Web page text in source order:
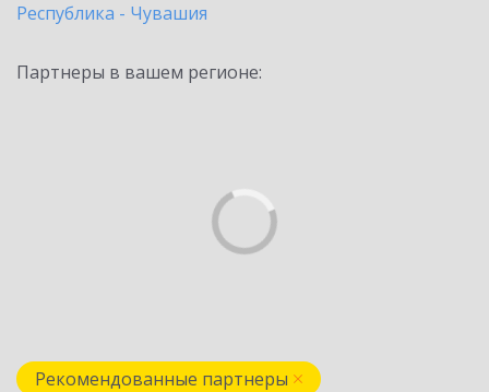
Республика - Чувашия
Партнеры в вашем регионе:
Рекомендованные партнеры